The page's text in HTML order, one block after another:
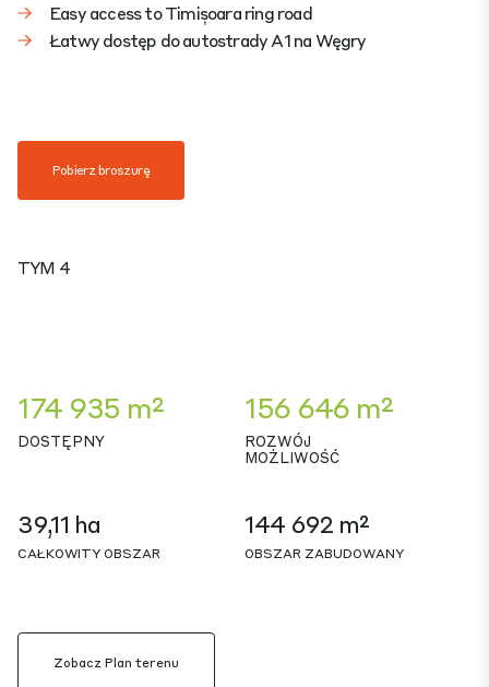
Easy access to Timișoara ring road
Łatwy dostęp do autostrady A1 na Węgry
Pobierz broszurę
TYM 4
174 935 m²
DOSTĘPNY
156 646 m²
ROZWÓJ
MOŻLIWOŚĆ
39,11 ha
CAŁKOWITY OBSZAR
144 692 m²
OBSZAR ZABUDOWANY
Zobacz Plan terenu